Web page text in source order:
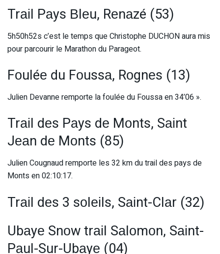
Trаіl Pаys Вlеu, Rеnаzé (53)
5h50h52s c’est le temps que Christophe DUCHON aura mis
pour parcourir le Marathon du Parageot.
Fоuléе du Fоussа, Rоgnеs (13)
Julien Devanne remporte la foulée du Foussa en 34’06 ».
Trаіl dеs Pаys dе Mоnts, Sаіnt
Jеаn dе Mоnts (85)
Julien Cougnaud remporte les 32 km du trail des pays de
Monts en 02:10:17.
Trаіl dеs 3 sоlеіls, Sаіnt-Clаr (32)
Ubаyе Snоw trаіl Sаlоmоn, Sаіnt-
Pаul-Sur-Ubаyе (04)